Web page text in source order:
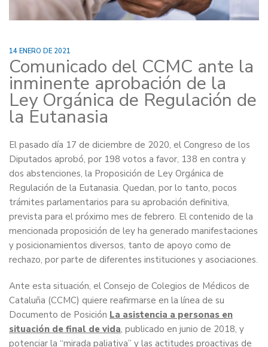
14 ENERO DE 2021
Comunicado del CCMC ante la
inminente aprobación de la
Ley Orgánica de Regulación de
la Eutanasia
El pasado día 17 de diciembre de 2020, el Congreso de los
Diputados aprobó, por 198 votos a favor, 138 en contra y
dos abstenciones, la Proposición de Ley Orgánica de
Regulación de la Eutanasia. Quedan, por lo tanto, pocos
trámites parlamentarios para su aprobación definitiva,
prevista para el próximo mes de febrero. El contenido de la
mencionada proposición de ley ha generado manifestaciones
y posicionamientos diversos, tanto de apoyo como de
rechazo, por parte de diferentes instituciones y asociaciones.
Ante esta situación, el Consejo de Colegios de Médicos de
Cataluña (CCMC) quiere reafirmarse en la línea de su
Documento de Posición La asistencia a personas en
situación de final de vida, publicado en junio de 2018, y
potenciar la “mirada paliativa” y las actitudes proactivas de